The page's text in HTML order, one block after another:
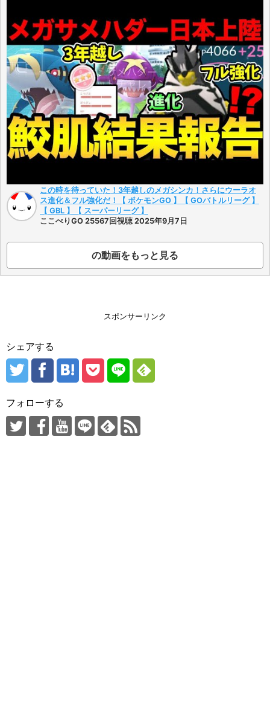
この時を待っていた！3年越しのメガシンカ！さらにウーラオ
ス進化＆フル強化だ！【 ポケモンGO 】【 GOバトルリーグ 】
【 GBL 】【 スーパーリーグ 】
ここぺりGO 25567回視聴 2025年9月7日
の動画をもっと見る
スポンサーリンク
シェアする
フォローする